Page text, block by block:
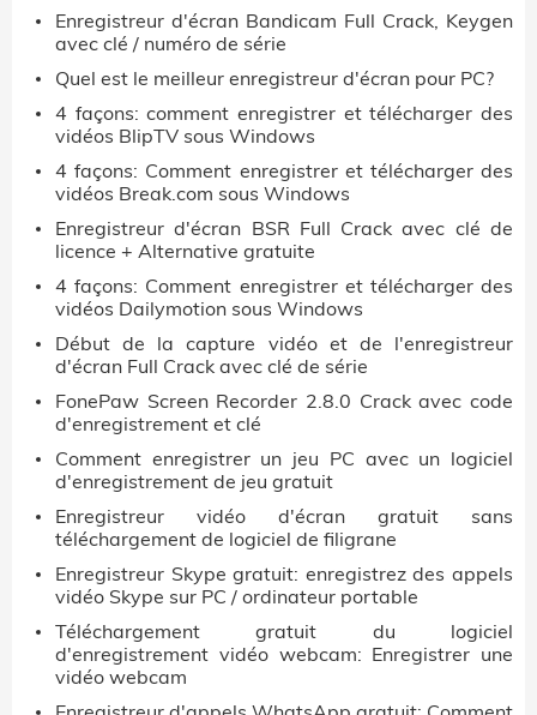
Enregistreur d'écran Bandicam Full Crack, Keygen
avec clé / numéro de série
Quel est le meilleur enregistreur d'écran pour PC?
4 façons: comment enregistrer et télécharger des
vidéos BlipTV sous Windows
4 façons: Comment enregistrer et télécharger des
vidéos Break.com sous Windows
Enregistreur d'écran BSR Full Crack avec clé de
licence + Alternative gratuite
4 façons: Comment enregistrer et télécharger des
vidéos Dailymotion sous Windows
Début de la capture vidéo et de l'enregistreur
d'écran Full Crack avec clé de série
FonePaw Screen Recorder 2.8.0 Crack avec code
d'enregistrement et clé
Comment enregistrer un jeu PC avec un logiciel
d'enregistrement de jeu gratuit
Enregistreur vidéo d'écran gratuit sans
téléchargement de logiciel de filigrane
Enregistreur Skype gratuit: enregistrez des appels
vidéo Skype sur PC / ordinateur portable
Téléchargement gratuit du logiciel
d'enregistrement vidéo webcam: Enregistrer une
vidéo webcam